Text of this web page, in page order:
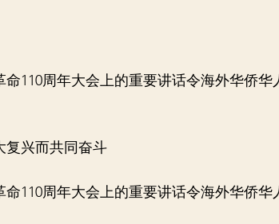
110周年大会上的重要讲话令海外华侨华
兴而共同奋斗
周年大会上的重要讲话令海外华侨华